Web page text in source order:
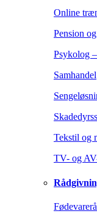
Online
Pension
Psykolog
Samhandel
Tekstil og
TV- og